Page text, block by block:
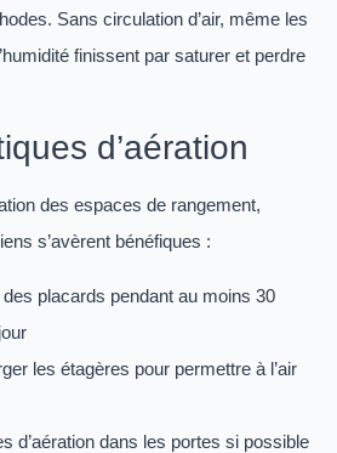
Sans circulation d’air, même les
finissent par saturer et perdre
d’aération
des espaces de rangement,
s’avèrent bénéfiques :
placards pendant au moins 30
les étagères pour permettre à l’air
d’aération dans les portes si possible